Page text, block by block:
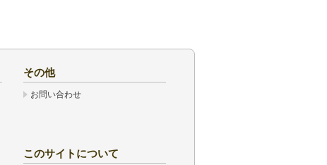
その他
お問い合わせ
このサイトについて